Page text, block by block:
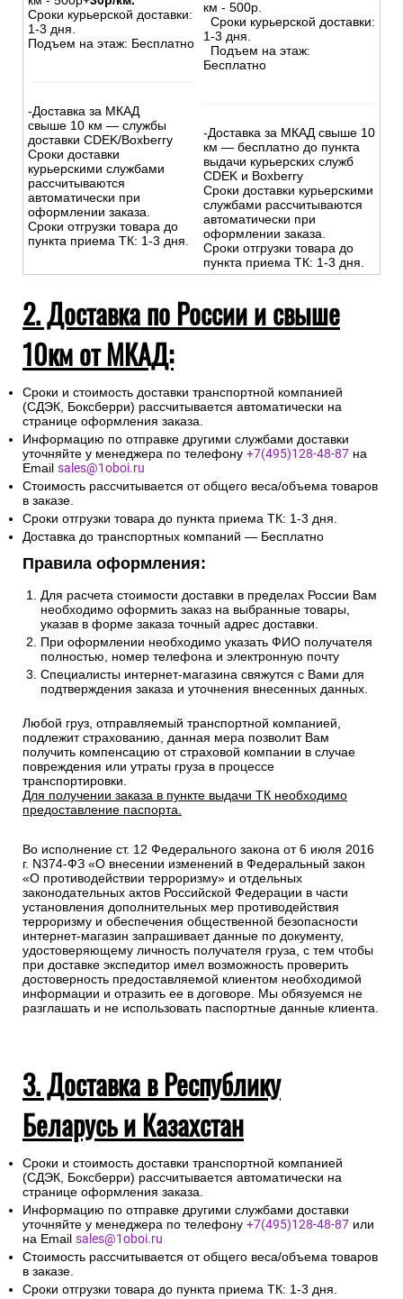
Сроки курьерской доставки:
1-3 дня.
Подъем на этаж: Бесплатно
-Доставка за МКАД
свыше 10 км — службы
доставки CDEK/Boxberry
Сроки доставки
курьерскими службами
рассчитываются
автоматически при
оформлении заказа.
Сроки отгрузки товара до
пункта приема ТК: 1-3 дня.
км - 500р.
Сроки курьерской доставки:
1-3 дня.
Подъем на этаж:
Бесплатно
-Доставка за МКАД свыше 10
км — бесплатно до пункта
выдачи курьерских служб
CDEK и Boxberry
Сроки доставки курьерскими
службами рассчитываются
автоматически при
оформлении заказа.
Сроки отгрузки товара до
пункта приема ТК: 1-3 дня.
2. Доставка по России и свыше
10км от МКАД:
Сроки и стоимость доставки транспортной компанией
(СДЭК, Боксберри) рассчитывается автоматически на
странице оформления заказа.
Информацию по отправке другими службами доставки
уточняйте у менеджера по телефону +7(495)128-48-87 на
Email sales@1oboi.ru
Стоимость рассчитывается от общего веса/объема товаров
в заказе.
Сроки отгрузки товара до пункта приема ТК: 1-3 дня.
Доставка до транспортных компаний — Бесплатно
Правила оформления:
Для расчета стоимости доставки в пределах России Вам
необходимо оформить заказ на выбранные товары,
указав в форме заказа точный адрес доставки.
При оформлении необходимо указать ФИО получателя
полностью, номер телефона и электронную почту
Специалисты интернет-магазина свяжутся с Вами для
подтверждения заказа и уточнения внесенных данных.
Любой груз, отправляемый транспортной компанией,
подлежит страхованию, данная мера позволит Вам
получить компенсацию от страховой компании в случае
повреждения или утраты груза в процессе
транспортировки.
Для получении заказа в пункте выдачи ТК необходимо
предоставление паспорта.
Во исполнение ст. 12 Федерального закона от 6 июля 2016
г. N374-ФЗ «О внесении изменений в Федеральный закон
«О противодействии терроризму» и отдельных
законодательных актов Российской Федерации в части
установления дополнительных мер противодействия
терроризму и обеспечения общественной безопасности
интернет-магазин запрашивает данные по документу,
удостоверяющему личность получателя груза, с тем чтобы
при доставке экспедитор имел возможность проверить
достоверность предоставляемой клиентом необходимой
информации и отразить ее в договоре. Мы обязуемся не
разглашать и не использовать паспортные данные клиента.
3. Доставка в Республику
Беларусь и Казахстан
Сроки и стоимость доставки транспортной компанией
(СДЭК, Боксберри) рассчитывается автоматически на
странице оформления заказа.
Информацию по отправке другими службами доставки
уточняйте у менеджера по телефону +7(495)128-48-87 или
на Email sales@1oboi.ru
Стоимость рассчитывается от общего веса/объема товаров
в заказе.
Сроки отгрузки товара до пункта приема ТК: 1-3 дня.